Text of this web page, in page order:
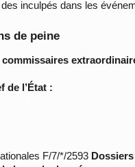
inculpés dans les
de peine
de l’État :
F/7/*/2593